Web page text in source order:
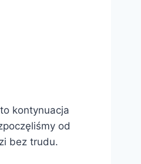
kontynuacja
od
bez trudu.